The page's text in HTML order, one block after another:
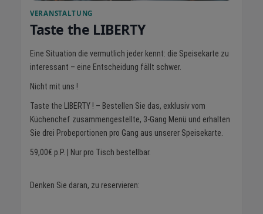
VERANSTALTUNG
Taste the LIBERTY
Eine Situation die vermutlich jeder kennt: die Speisekarte zu
interessant – eine Entscheidung fällt schwer.
Nicht mit uns !
Taste the LIBERTY ! – Bestellen Sie das, exklusiv vom
Küchenchef zusammengestellte, 3-Gang Menü und erhalten
Sie drei Probeportionen pro Gang aus unserer Speisekarte.
59,00€ p.P. | Nur pro Tisch bestellbar.
Denken Sie daran, zu reservieren: